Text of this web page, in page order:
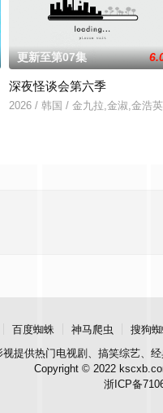
九拉、徐章勋搭档主持，主题
更新至第07集
深夜怪谈会第六季
2026 / 韩国 / 金九拉,金淑,金浩英
百度蜘蛛 神马爬虫 搜狗
视提供热门电视剧、搞笑综艺、
Copyright © 2022
浙ICP备